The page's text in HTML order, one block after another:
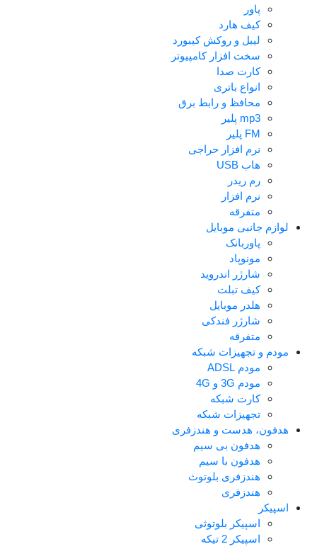
پاور
کیف هارد
لیبل و روکش کیبورد
سخت افزار کامپیوتر
کارت صدا
انواع باتری
محافظ و رابط برق
mp3 پلیر
FM پلیر
نرم افزار حراجی
هاب USB
رم ریدر
نرم افزار
متفرقه
لوازم جانبی موبایل
پاوربانک
مونوپاد
شارژر اندروید
کیف تبلت
هلدر موبایل
شارژر فندکی
متفرقه
مودم و تجهیزات شبکه
مودم ADSL
مودم 3G و 4G
کارت شبکه
تجهیزات شبکه
هدفون، هدست و هندزفری
هدفون بی سیم
هدفون با سیم
هندزفری بلوتوث
هندزفری
اسپیکر
اسپیکر بلوتوثی
اسپیکر 2 تیکه